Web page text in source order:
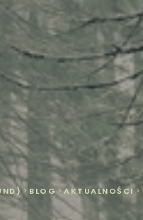
> BLOG>AKTUALNOŚCI>